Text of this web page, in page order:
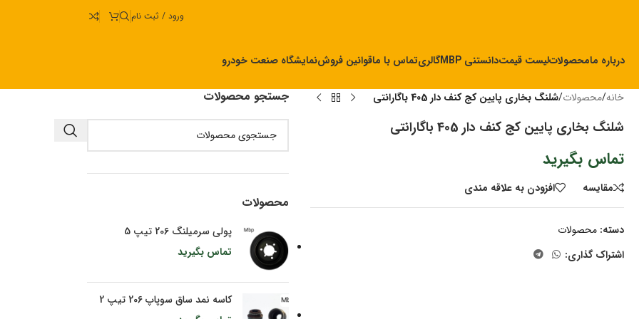
ورود / ثبت نام
درباره مامحصولاتلیست قیمتدانستنی MBP گالریتماس با ماقوانین فروشنمایشگاه صنعت خودرو
خانه/محصولات/شلنگ بخاری پایین کج کنف دار 405 باگارانتی
شلنگ بخاری پایین کج کنف دار 405 باگارانتی
تماس بگیرید
مقايسه افزودن به علاقه مندی
دسته: محصولات
اشتراک گذاری:
جستجو محصولات
محصولات
پولی سرمیلنگ 206 تیپ 5
تماس بگیرید
کاسه نمد ساق سوپاپ 206 تیپ 2